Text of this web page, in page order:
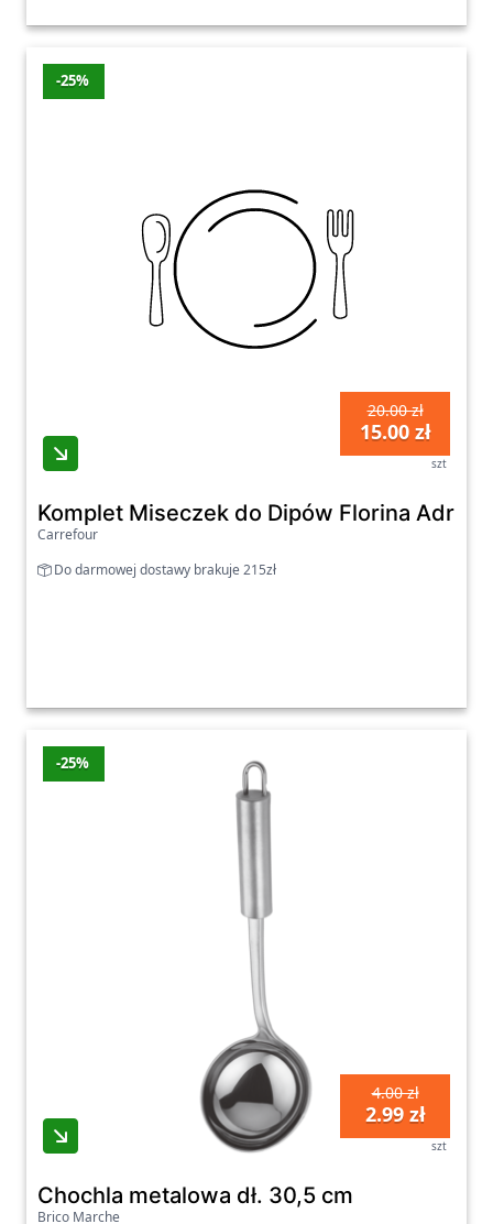
-25%
20.00 zł
15.00 zł
szt
Komplet Miseczek do Dipów Florina Adria
Carrefour
Do darmowej dostawy brakuje 215zł
-25%
4.00 zł
2.99 zł
szt
Chochla metalowa dł. 30,5 cm
Brico Marche